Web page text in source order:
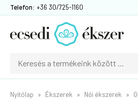
Telefon: +36 30/725-1160
Nyitólap Ékszerek Női ékszerek